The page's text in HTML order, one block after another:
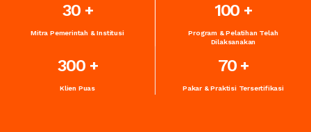
30
Mitra Pemerintah & Institusi
100
Program & Pelatihan Telah
Dilaksanakan
300
Klien Puas
70
Pakar & Praktisi Tersertifikasi